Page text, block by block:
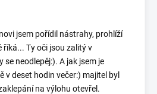
jsem pořídil nástrahy, prohlíží
říká... Ty oči jsou zalitý v
se neodlepěj:). A jak jsem je
v deset hodin večer:) majitel byl
na výlohu otevřel.